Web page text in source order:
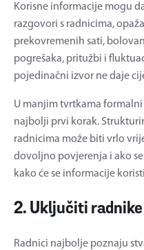
Korisne informacije mogu
razgovori s radnicima,
prekovremenih sati,
pogrešaka, pritužbi i
pojedinačni izvor ne daje
U manjim tvrtkama
najbolji prvi korak.
radnicima može biti vrlo
dovoljno povjerenja i ako
kako će se informacije
2. Uključiti radnike
Radnici najbolje poznaju